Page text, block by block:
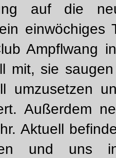
auf die
einwöchiges
Ampflwang
mit, sie
umzusetzen
Außerdem
Aktuell
und uns